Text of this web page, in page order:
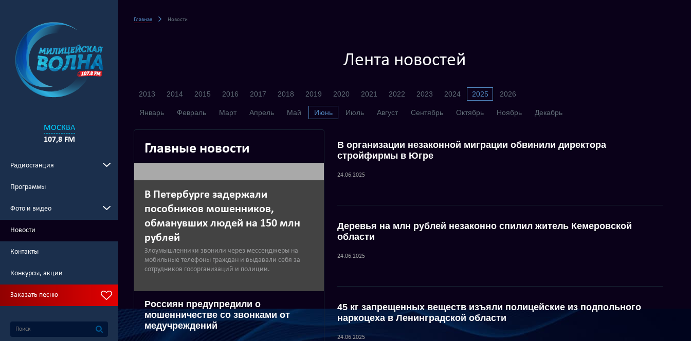
МОСКВА
107,8 FM
Радиостанция
Программы
Фото и видео
Новости
Контакты
Конкурсы, акции
Заказать песню
Главная Новости
Лента новостей
2013 2014 2015 2016 2017 2018 2019 2020 2021 2022 2023 2024 2025 2026
Январь Февраль Март Апрель Май Июнь Июль Август Сентябрь Октябрь Ноябрь Декабрь
Главные новости
В Петербурге задержали
пособников мошенников,
обманувших людей на 150 млн
рублей
Злоумышленники звонили через мессенджеры на
мобильные телефоны граждан и выдавали себя за
сотрудников госорганизаций и полиции.
Россиян предупредили о
мошенничестве со звонками от
медучреждений
В организации незаконной миграции обвинили директора
стройфирмы в Югре
24.06.2025
Деревья на млн рублей незаконно спилил житель Кемеровской
области
24.06.2025
45 кг запрещенных веществ изъяли полицейские из подпольного
наркоцеха в Ленинградской области
24.06.2025